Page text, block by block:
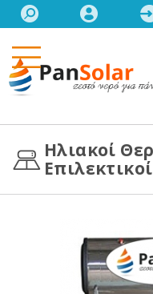
Ηλιακοί
Επιλεκτικοί